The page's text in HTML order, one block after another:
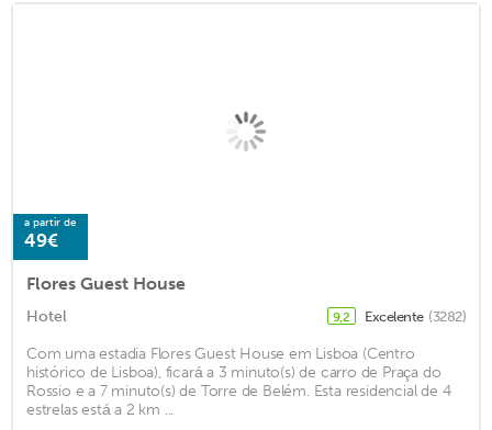
a partir de
49€
Flores Guest House
Hotel 9,2 Excelente (3282)
Com uma estadia Flores Guest House em Lisboa (Centro
histórico de Lisboa), ficará a 3 minuto(s) de carro de Praça do
Rossio e a 7 minuto(s) de Torre de Belém. Esta residencial de 4
estrelas está a 2 km ...